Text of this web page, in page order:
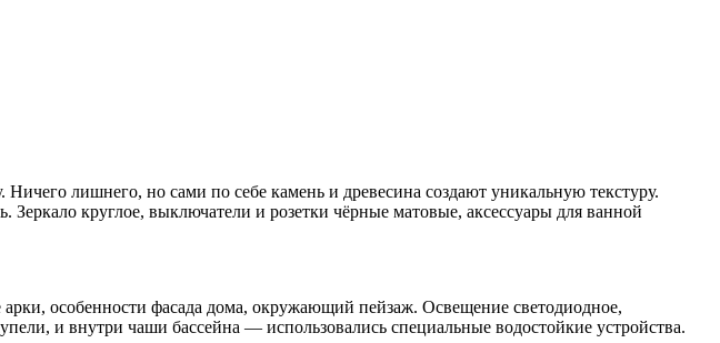
лишнего, но сами по себе камень и древесина создают уникальную текстуру.
круглое, выключатели и розетки чёрные матовые, аксессуары для ванной
особенности фасада дома, окружающий пейзаж. Освещение светодиодное,
и внутри чаши бассейна — использовались специальные водостойкие устройства.